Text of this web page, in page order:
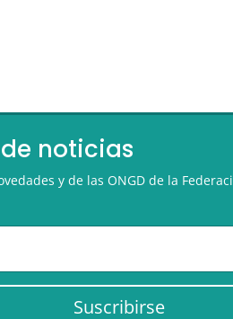
noticias
y de las ONGD de la
Suscribirse